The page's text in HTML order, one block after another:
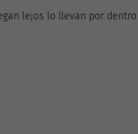
lejos lo llevan por dentro